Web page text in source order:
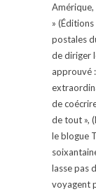
Amérique,
»
postales
de diriger
approuvé
de
de tout »,
le blogue
lasse pas
voyagent